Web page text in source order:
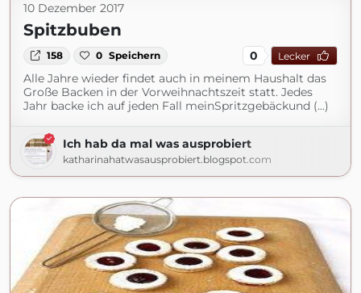
10 Dezember 2017
Spitzbuben
158 0 Speichern 0 Lecker
Alle Jahre wieder findet auch in meinem Haushalt das
Große Backen in der Vorweihnachtszeit statt. Jedes
Jahr backe ich auf jeden Fall meinSpritzgebäckund (...)
Ich hab da mal was ausprobiert
katharinahatwasausprobiert.blogspot.com